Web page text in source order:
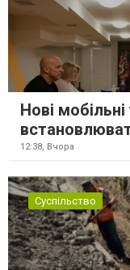
Нові
12:38, Вчора
Суспільство